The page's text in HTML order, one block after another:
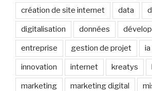
création de site internet data
digitalisation données
entreprise gestion de projet ia
innovation internet kreatys
marketing marketing digital